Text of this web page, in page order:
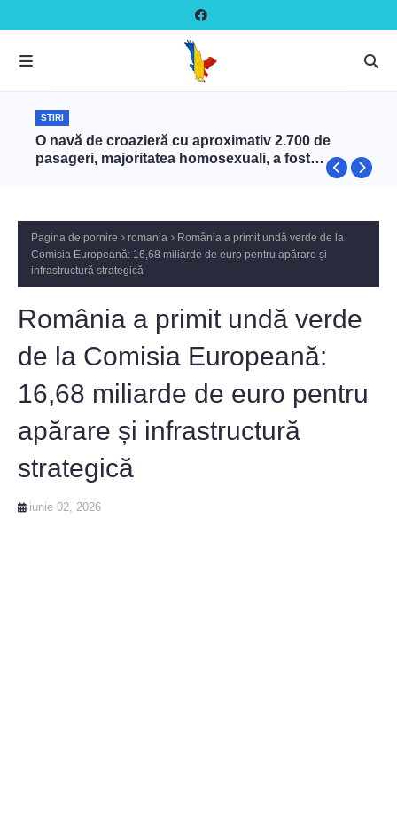
STIRI
O navă de croazieră cu aproximativ 2.700 de
pasageri, majoritatea homosexuali, a fost
Pagina de pornire romania
România a primit undă verde de la
Comisia Europeană: 16,68 miliarde de euro pentru apărare și
infrastructură strategică
România a primit undă verde
de la Comisia Europeană:
16,68 miliarde de euro pentru
apărare și infrastructură
strategică
iunie 02, 2026